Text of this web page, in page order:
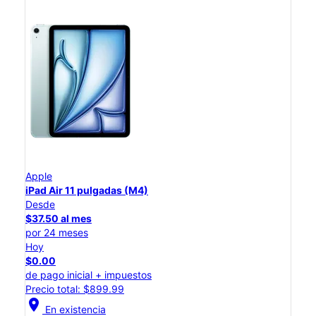
Apple
iPad Air 11 pulgadas (M4)
Desde
$37.50 al mes
por 24 meses
Hoy
$0.00
de pago inicial + impuestos
Precio total: $899.99
location_on En existencia